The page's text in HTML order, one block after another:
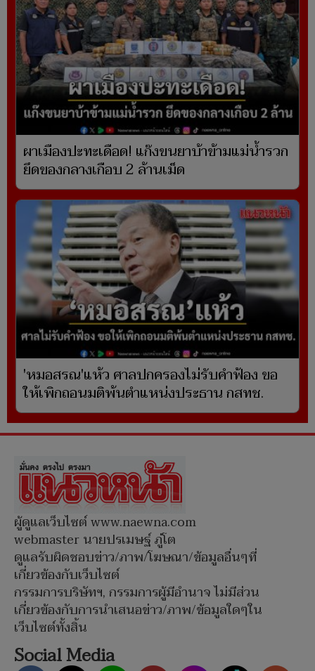
ผาเมืองปะทะเดือด! แก๊งขนยาบ้าข้ามแม่น้ำรวก
ยึดของกลางเกือบ 2 ล้านเม็ด
'หมอสรณ'แห้ว ศาลปกครองไม่รับคำฟ้อง ขอ
ให้เพิกถอนมติพ้นตำแหน่งประธาน กสทช.
ผู้ดูแลเว็บไซต์ www.naewna.com
webmaster นายปรเมษฐ์ ภู่โต
ดูแลรับผิดชอบข่าว/ภาพ/โฆษณา/ข้อมูลอื่นๆที่
เกี่ยวข้องกับเว็บไซต์
กรรมการบริษัทฯ, กรรมการผู้มีอำนาจ ไม่มีส่วน
เกี่ยวข้องกับการนำเสนอข่าว/ภาพ/ข้อมูลใดๆใน
เว็บไซต์ทั้งสิ้น
Social Media